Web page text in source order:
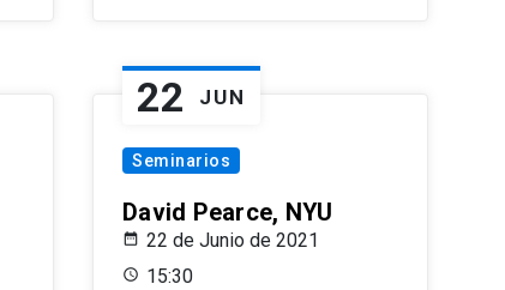
22 JUN
Seminarios
David Pearce, NYU
22 de Junio de 2021
15:30